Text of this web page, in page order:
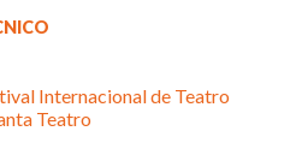
Internacional de Teatro
Teatro